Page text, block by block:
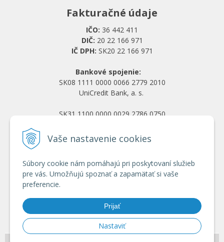
Vaše nastavenie cookies
Súbory cookie nám pomáhajú pri poskytovaní služieb
pre vás. Umožňujú spoznať a zapamätať si vaše
preferencie.
Prijať
Nastaviť
Fakturačné údaje
IČO: 36 442 411
DIČ: 20 22 166 971
IČ DPH: SK20 22 166 971
Bankové spojenie:
SK08 1111 0000 0066 2779 2010
UniCredit Bank, a. s.
SK31 1100 0000 0029 2786 0750
Obchodné podmienky
Ochrana osobných údajov
Doprava a platba
Registrácia veľkoobchod